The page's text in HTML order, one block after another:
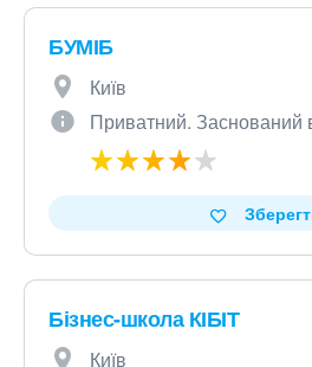
БУМІБ
Київ
Приватний. Заснований
Бізнес-школа КІБІТ
Київ